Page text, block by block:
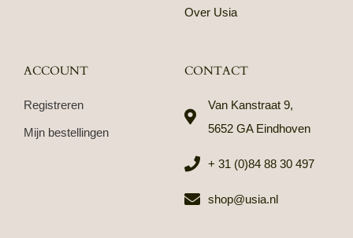
Over Usia
ACCOUNT
Registreren
Mijn bestellingen
CONTACT
Van Kanstraat 9,
5652 GA Eindhoven
+ 31 (0)84 88 30 497
shop@usia.nl